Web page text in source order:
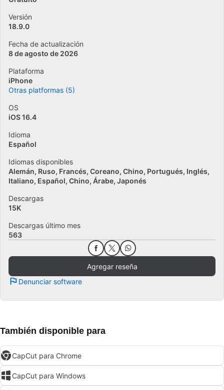
Versión
18.9.0
Fecha de actualización
8 de agosto de 2026
Plataforma
iPhone
Otras platformas (5)
OS
iOS 16.4
Idioma
Español
Idiomas disponibles
Alemán Ruso Francés Coreano Chino Portugués Inglés
Italiano Español Chino Árabe Japonés
Descargas
15K
Descargas último mes
563
Agregar reseña
Denunciar software
También disponible para
CapCut para Chrome
CapCut para Windows